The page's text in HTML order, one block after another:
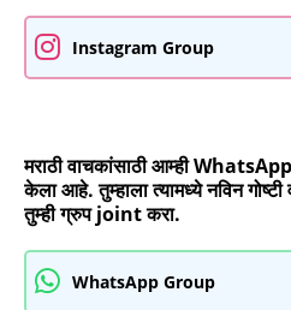
Instagram Group
मराठी वाचकांसाठी आम्ही
केला आहे. तुम्हाला त्यामध्ये नविन
तुम्ही ग्रुप joint करा.
WhatsApp Group